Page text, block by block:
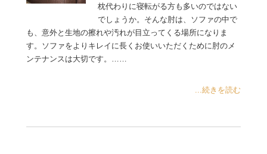
枕代わりに寝転がる方も多いのではない
でしょうか。そんな肘は、ソファの中で
も、意外と生地の擦れや汚れが目立ってくる場所になりま
す。ソファをよりキレイに長くお使いいただくために肘のメ
ンテナンスは大切です。……
...続きを読む